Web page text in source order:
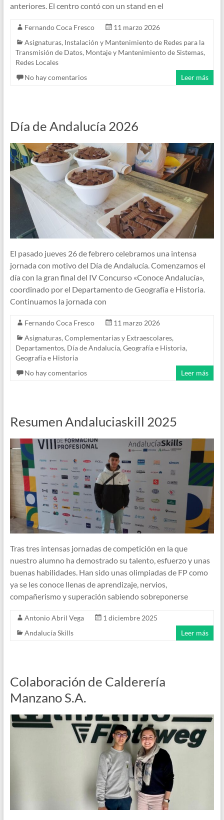
anteriores. El centro contó con un stand en el
Fernando Coca Fresco
11 marzo 2026
Asignaturas, Instalación y Mantenimiento de Redes para la
Transmisión de Datos, Montaje y Mantenimiento de Sistemas,
Redes Locales
No hay comentarios
Leer más
Día de Andalucía 2026
El pasado jueves 26 de febrero celebramos una intensa
jornada con motivo del Día de Andalucía. Comenzamos el
día con la gran final del IV Concurso «Conoce Andalucía»,
coordinado por el Departamento de Geografía e Historia.
Continuamos la jornada con
Fernando Coca Fresco
11 marzo 2026
Asignaturas, Complementarias y Extraescolares,
Departamentos, Día de Andalucía, Geografía e Historia,
Geografía e Historia
No hay comentarios
Leer más
Resumen Andaluciaskill 2025
Tras tres intensas jornadas de competición en la que
nuestro alumno ha demostrado su talento, esfuerzo y unas
buenas habilidades. Han sido unas olimpiadas de FP como
ya se les conoce llenas de aprendizaje, nervios,
compañerismo y superación sabiendo sobreponerse
Antonio Abril Vega
1 diciembre 2025
Andalucía Skills
Leer más
Colaboración de Calderería
Manzano S.A.